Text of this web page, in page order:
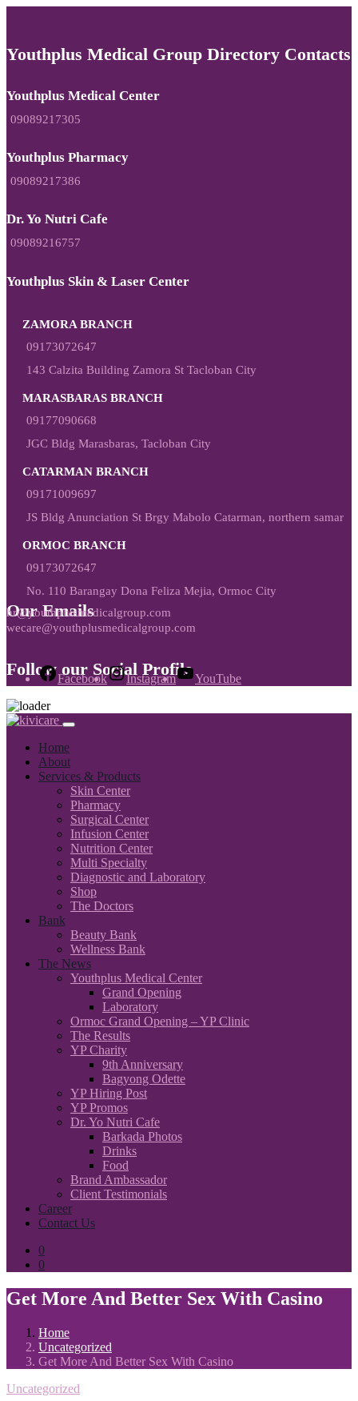
Youthplus Medical Group Directory Contacts
Youthplus Medical Center
09089217305
Youthplus Pharmacy
09089217386
Dr. Yo Nutri Cafe
09089216757
Youthplus Skin & Laser Center
ZAMORA BRANCH
09173072647
143 Calzita Building Zamora St Tacloban City
MARASBARAS BRANCH
09177090668
JGC Bldg Marasbaras, Tacloban City
CATARMAN BRANCH
09171009697
JS Bldg Anunciation St Brgy Mabolo Catarman, northern samar
ORMOC BRANCH
09173072647
No. 110 Barangay Dona Feliza Mejia, Ormoc City
Our Emails
hr@youthplusmedicalgroup.com
wecare@youthplusmedicalgroup.com
Follow our Social Profile
Facebook Instagram YouTube
Home
About
Services & Products
Skin Center
Pharmacy
Surgical Center
Infusion Center
Nutrition Center
Multi Specialty
Diagnostic and Laboratory
Shop
The Doctors
Bank
Beauty Bank
Wellness Bank
The News
Youthplus Medical Center
Grand Opening
Laboratory
Ormoc Grand Opening – YP Clinic
The Results
YP Charity
9th Anniversary
Bagyong Odette
YP Hiring Post
YP Promos
Dr. Yo Nutri Cafe
Barkada Photos
Drinks
Food
Brand Ambassador
Client Testimonials
Career
Contact Us
0
0
Get More And Better Sex With Casino
Home
Uncategorized
Get More And Better Sex With Casino
Uncategorized